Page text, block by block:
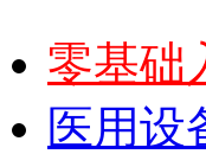
零基础
医用设